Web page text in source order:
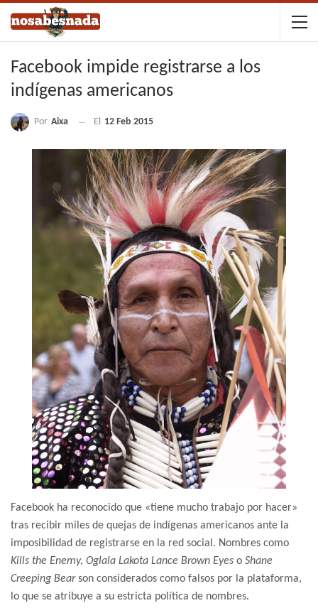
Facebook impide registrarse a los
indígenas americanos
Por Aixa El 12 Feb 2015
Facebook ha reconocido que «tiene mucho trabajo por hacer»
tras recibir miles de quejas de indígenas americanos ante la
imposibilidad de registrarse en la red social. Nombres como
Kills the Enemy, Oglala Lakota Lance Brown Eyes o Shane
Creeping Bearson considerados como falsos por la plataforma,
lo que se atribuye a su estricta política de nombres.